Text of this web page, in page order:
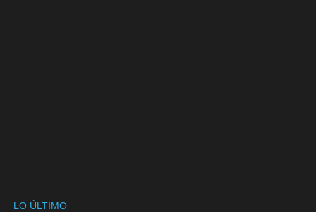
LO ÚLTIMO